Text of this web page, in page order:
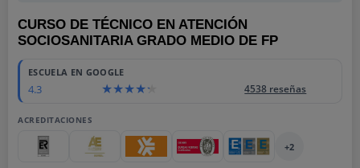
CURSO DE TÉCNICO EN ATENCIÓN
SOCIOSANITARIA GRADO MEDIO DE FP
ESCUELA EN GOOGLE
4.3 4538 reseñas
ACREDITACIONES
+2